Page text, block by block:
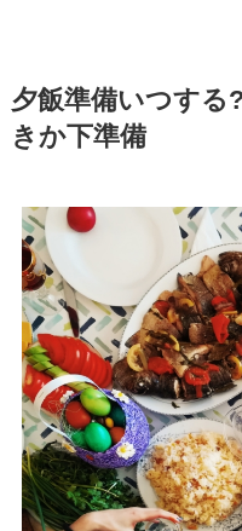
夕飯準備いつす
きか下準備